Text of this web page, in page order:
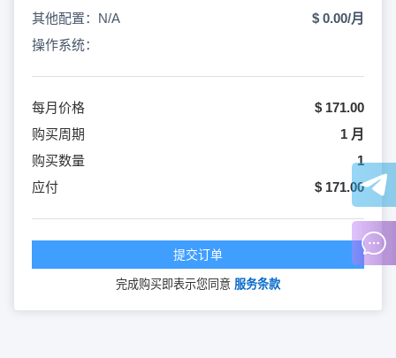
其他配置：N/A
$ 0.00/月
操作系统：
每月价格
$ 171.00
购买周期
1 月
购买数量
1
应付
$ 171.00
提交订单
完成购买即表示您同意 服务条款